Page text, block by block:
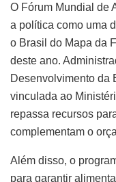
O Fórum Mundial de
a política como uma
o Brasil do Mapa da
deste ano.
Desenvolvimento da
vinculada ao
repassa recursos
complementam o
Além disso, o
para garantir